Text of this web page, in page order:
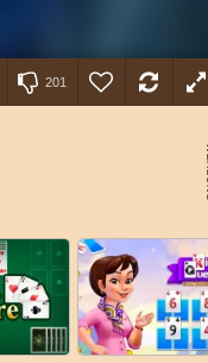
201